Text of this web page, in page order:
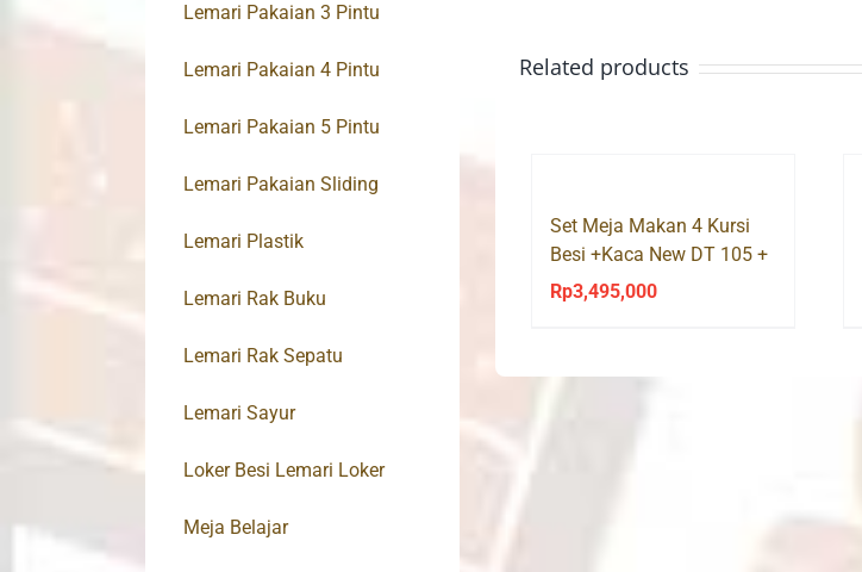
Related products
Set Meja Makan 4 Kursi
Besi +Kaca New DT 105 +
DC 305 Success
Rp3,495,000
Lemari Pakaian 3 Pintu
Lemari Pakaian 4 Pintu
Lemari Pakaian 5 Pintu
Lemari Pakaian Sliding
Lemari Plastik
Lemari Rak Buku
Lemari Rak Sepatu
Lemari Sayur
Loker Besi Lemari Loker
Meja Belajar